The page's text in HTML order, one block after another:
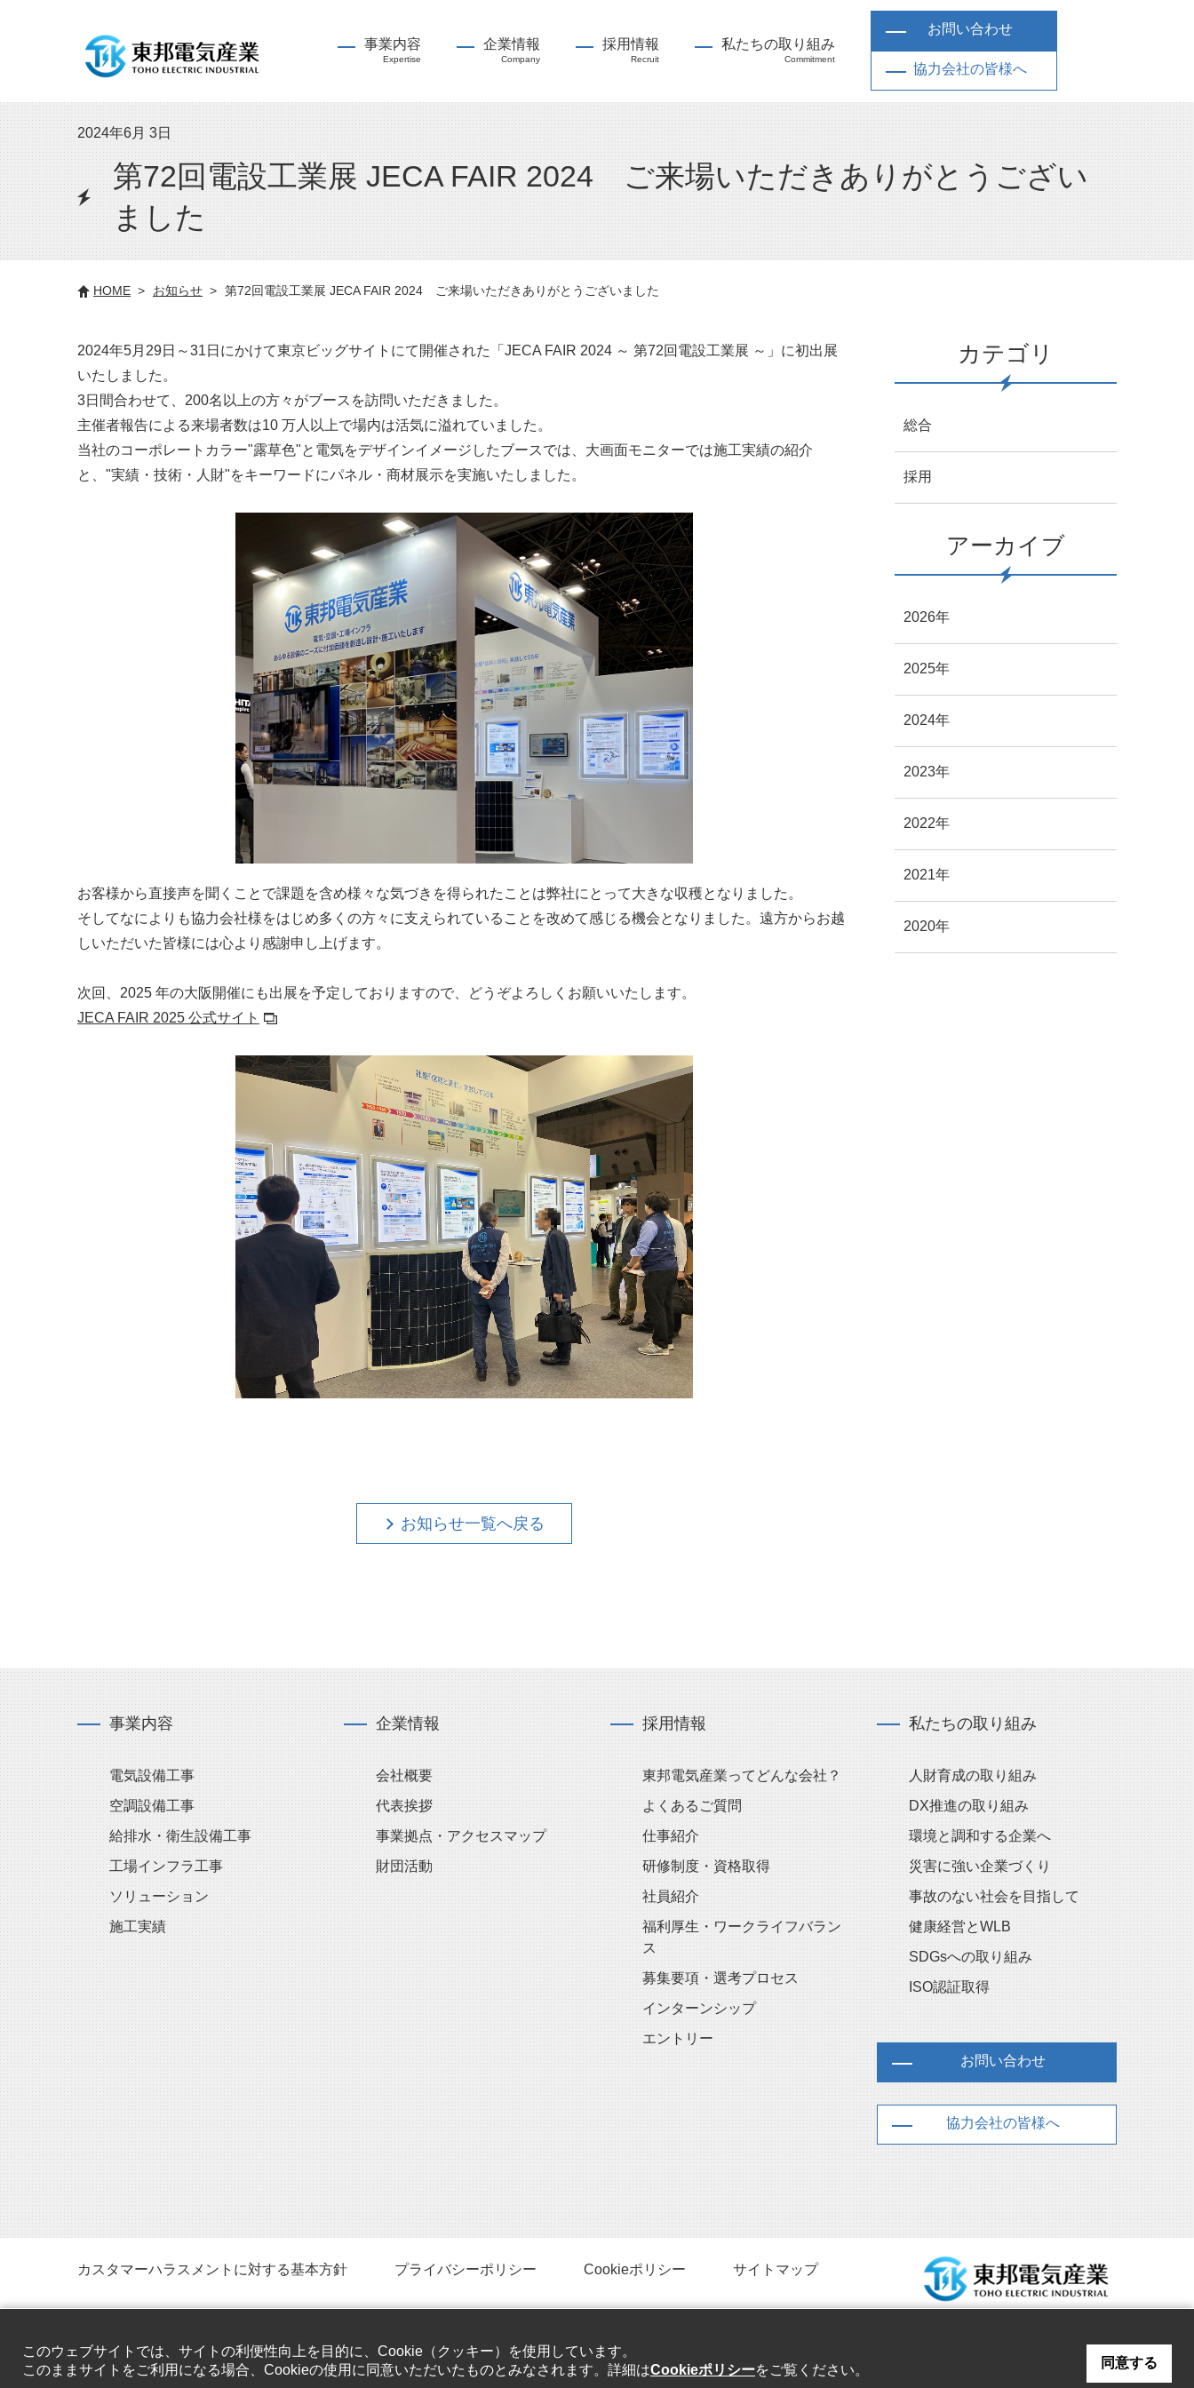
事業内容
Expertise
企業情報
Company
採用情報
Recruit
私たちの取り組み
Commitment
お問い合わせ
協力会社の皆様へ
2024年6月 3日
第72回電設工業展 JECA FAIR 2024 ご来場いただきありがとうござい
ました
HOME お知らせ 第72回電設工業展 JECA FAIR 2024 ご来場いただきありがとうございました
2024年5月29日～31日にかけて東京ビッグサイトにて開催された「JECA FAIR 2024 ～ 第72回電設工業展 ～」に初出展
いたしました。
3日間合わせて、200名以上の方々がブースを訪問いただきました。
主催者報告による来場者数は10 万人以上で場内は活気に溢れていました。
当社のコーポレートカラー"露草色"と電気をデザインイメージしたブースでは、大画面モニターでは施工実績の紹介
と、"実績・技術・人財"をキーワードにパネル・商材展示を実施いたしました。
お客様から直接声を聞くことで課題を含め様々な気づきを得られたことは弊社にとって大きな収穫となりました。
そしてなによりも協力会社様をはじめ多くの方々に支えられていることを改めて感じる機会となりました。遠方からお越
しいただいた皆様には心より感謝申し上げます。
次回、2025 年の大阪開催にも出展を予定しておりますので、どうぞよろしくお願いいたします。
JECA FAIR 2025 公式サイト
お知らせ一覧へ戻る
カテゴリ
総合
採用
アーカイブ
2026年
2025年
2024年
2023年
2022年
2021年
2020年
事業内容
電気設備工事
空調設備工事
給排水・衛生設備工事
工場インフラ工事
ソリューション
施工実績
企業情報
会社概要
代表挨拶
事業拠点・アクセスマップ
財団活動
採用情報
東邦電気産業ってどんな会社？
よくあるご質問
仕事紹介
研修制度・資格取得
社員紹介
福利厚生・ワークライフバラン
ス
募集要項・選考プロセス
インターンシップ
エントリー
私たちの取り組み
人財育成の取り組み
DX推進の取り組み
環境と調和する企業へ
災害に強い企業づくり
事故のない社会を目指して
健康経営とWLB
SDGsへの取り組み
ISO認証取得
お問い合わせ
協力会社の皆様へ
カスタマーハラスメントに対する基本方針 プライバシーポリシー Cookieポリシー サイトマップ
Copyright © 2019 TOHO ELECTRIC INDUSTRIAL Co., Ltd.
All rights reserved.
このウェブサイトでは、サイトの利便性向上を目的に、Cookie（クッキー）を使用しています。
このままサイトをご利用になる場合、Cookieの使用に同意いただいたものとみなされます。詳細はCookieポリシーをご覧ください。 同意する